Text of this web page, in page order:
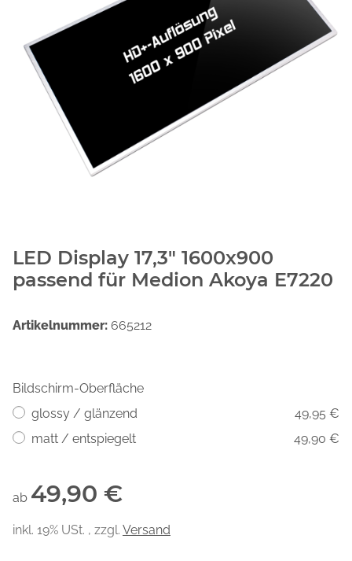
LED Display 17,3" 1600x900
passend für Medion Akoya E7220
Artikelnummer: 665212
Bildschirm-Oberfläche
glossy / glänzend
49,95 €
matt / entspiegelt
49,90 €
ab 49,90 €
inkl. 19% USt. , zzgl. Versand